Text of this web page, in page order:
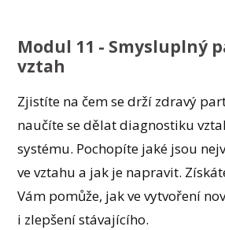
Modul 11 - Smysluplný
vztah
Zjistíte na čem se drží zdravý
naučíte se dělat diagnostiku
systému. Pochopíte jaké jsou
ve vztahu a jak je napravit.
Vám pomůže, jak ve vytvoření
i zlepšení stávajícího.